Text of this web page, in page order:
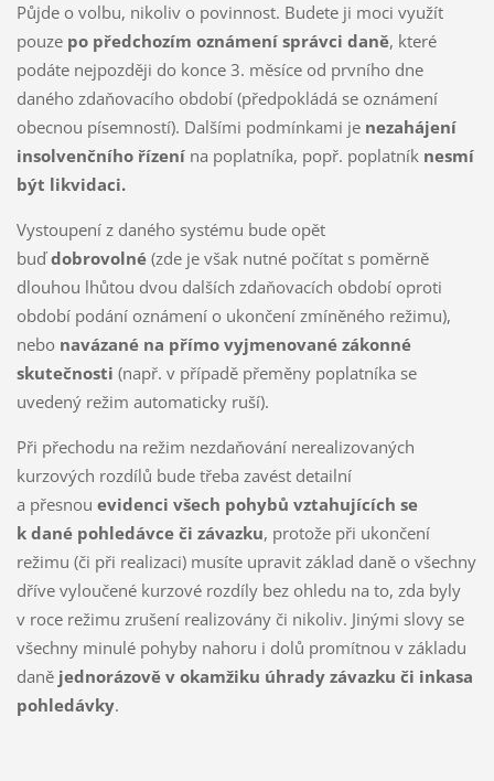
Půjde o volbu, nikoliv o povinnost. Budete ji moci využít
pouze po předchozím oznámení správci daně, které
podáte nejpozději do konce 3. měsíce od prvního dne
daného zdaňovacího období (předpokládá se oznámení
obecnou písemností). Dalšími podmínkami je nezahájení
insolvenčního řízenína poplatníka, popř. poplatník nesmí
být likvidaci.
Vystoupení z daného systému bude opět
buďdobrovolné(zde je však nutné počítat s poměrně
dlouhou lhůtou dvou dalších zdaňovacích období oproti
období podání oznámení o ukončení zmíněného režimu),
nebo navázané na přímo vyjmenované zákonné
skutečnosti (např. v případě přeměny poplatníka se
uvedený režim automaticky ruší).
Při přechodu na režim nezdaňování nerealizovaných
kurzových rozdílů bude třeba zavést detailní
a přesnou evidenci všech pohybů vztahujících se
k dané pohledávce či závazku, protože při ukončení
režimu (či při realizaci) musíte upravit základ daně o všechny
dříve vyloučené kurzové rozdíly bez ohledu na to, zda byly
v roce režimu zrušení realizovány či nikoliv. Jinými slovy se
všechny minulé pohyby nahoru i dolů promítnou v základu
daně jednorázově v okamžiku úhrady závazku či inkasa
pohledávky.